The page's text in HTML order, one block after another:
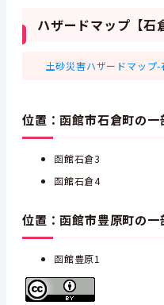
ハザードマップ【石
土砂災害ハザードマッ
位置：函館市石倉町の
函館石倉3
函館石倉4
位置：函館市豊原町の
函館豊原1